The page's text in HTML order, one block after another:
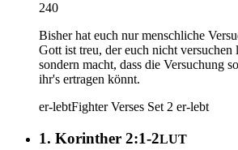
240
Bisher hat euch nur menschliche
Gott ist treu, der euch nicht versuchen
sondern macht, dass die Versuchung
ihr's ertragen könnt.
er-lebtFighter Verses Set 2 er-lebt
1. Korinther 2:1-2LUT